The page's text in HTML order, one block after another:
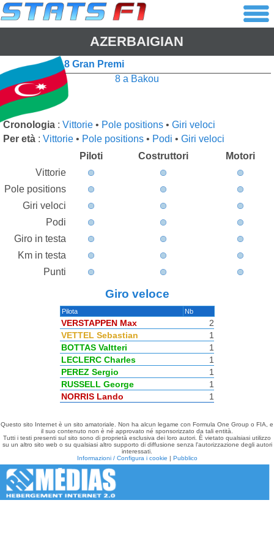
AZERBAIGIAN
8 Gran Premi
8 a Bakou
Cronologia : Vittorie • Pole positions • Giri veloci
Per età : Vittorie • Pole positions • Podi • Giri veloci
Piloti
Costruttori
Motori
Vittorie
Pole positions
Giri veloci
Podi
Giro in testa
Km in testa
Punti
Giro veloce
Pilota Nb
VERSTAPPEN Max
2
VETTEL Sebastian
1
BOTTAS Valtteri
1
LECLERC Charles
1
PEREZ Sergio
1
RUSSELL George
1
NORRIS Lando
1
Questo sito Internet è un sito amatoriale. Non ha alcun legame con Formula One Group o FIA, e
il suo contenuto non è né approvato né sponsorizzato da tali entità.
Tutti i testi presenti sul sito sono di proprietà esclusiva dei loro autori. È vietato qualsiasi utilizzo
su un altro sito web o su qualsiasi altro supporto di diffusione senza l'autorizzazione degli autori
interessati.
Informazioni / Configura i cookie | Pubblico